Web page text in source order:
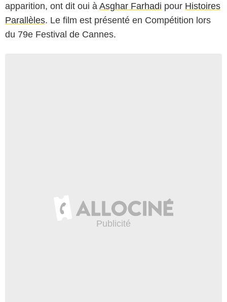
apparition, ont dit oui à Asghar Farhadi pour Histoires
Parallèles. Le film est présenté en Compétition lors
du 79e Festival de Cannes.